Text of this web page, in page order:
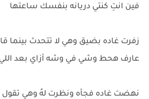
فين انتِ كنتي دريانه بنفسك ساعتها
زفرت غاده بضيق وهي لا تتحدث بينما
عارف هحط وشي في وشه أزاي بعد اللي
نهضت غاده فجأه ونظرت لهُ وهي تقول